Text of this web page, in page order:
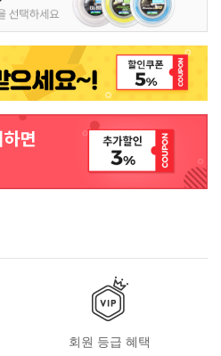
회원 등급 혜택